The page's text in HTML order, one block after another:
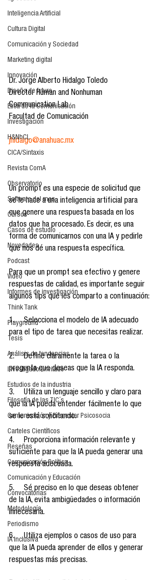
Inteligencia Artificial
Cultura Digital
Comunicación y Sociedad
Marketing digital
Innovación
Diseño de futuro
Ética de la Comunicación
Investigación
H&NhCL
CICA/Sintaxis
Revista ComA
Observatorio
Software del mes
Cursos
Casos de estudio
Novedades
Podcast
Video
Informes de investigación
Think Tank
Playground
Tesis
Análisis de tendencias
Investigador Invitado
Estudios de la industria
Filosofía de las TIC´s
Comunicación y Bienestar Psicosocia
Carteles Científicos
Reseñas
Comunicación Política
Comunicación y Educación
Convocatorias
Metodología
Periodismo
IA Inclusiva
Dr. Jorge Alberto Hidalgo Toledo
Director Human and Nonhuman
Communication Lab
Facultad de Comunicación
jhidalgo@anahuac.mx
Un prompt es una especie de solicitud que
se le hace a una inteligencia artificial para
que genere una respuesta basada en los
datos que ha procesado. Es decir, es una
forma de comunicarnos con una IA y pedirle
que nos dé una respuesta específica.
Para que un prompt sea efectivo y genere
respuestas de calidad, es importante seguir
algunos tips que les comparto a continuación:
1.     Selecciona el modelo de IA adecuado
para el tipo de tarea que necesitas realizar.
2.     Define claramente la tarea o la
pregunta que deseas que la IA responda.
3.     Utiliza un lenguaje sencillo y claro para
que la IA pueda entender fácilmente lo que
se le está solicitando.
4.     Proporciona información relevante y
suficiente para que la IA pueda generar una
respuesta adecuada.
5.     Sé preciso en lo que deseas obtener
de la IA, evita ambigüedades o información
innecesaria.
6.     Utiliza ejemplos o casos de uso para
que la IA pueda aprender de ellos y generar
respuestas más precisas.